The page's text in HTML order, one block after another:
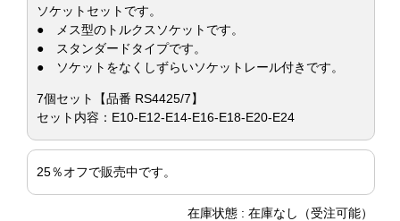
ソケットセットです。
● メス型のトルクスソケットです。
● スタンダードタイプです。
● ソケットをなくしずらいソケットレール付きです。
7個セット【品番 RS4425/7】
セット内容：E10-E12-E14-E16-E18-E20-E24
25％オフで販売中です。
在庫状態 : 在庫なし（受注可能）